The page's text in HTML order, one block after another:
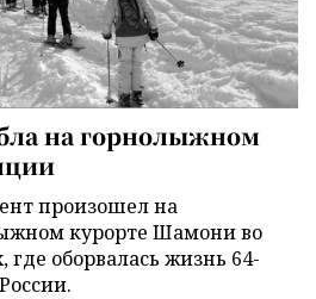
на горнолыжном
произошел на
курорте Шамони во
где оборвалась жизнь 64-